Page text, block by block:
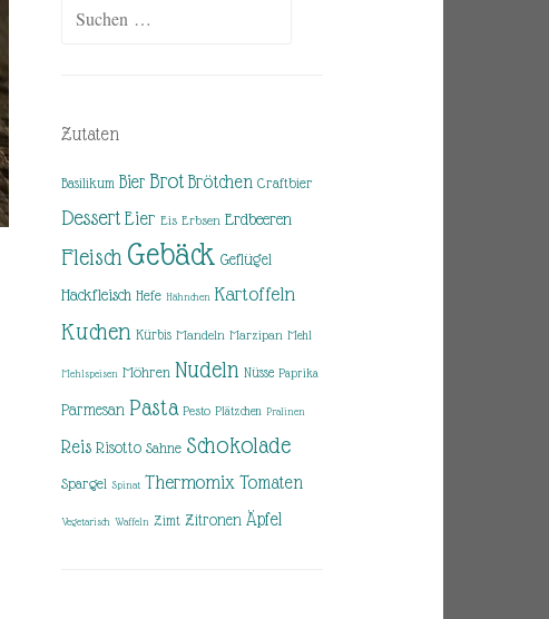
Zutaten
Basilikum Bier Brot Brötchen Craftbier
Dessert Eier Eis Erbsen Erdbeeren
Fleisch Gebäck Geflügel
Hackfleisch Hefe Hähnchen Kartoffeln
Kuchen Kürbis Mandeln Marzipan Mehl
Mehlspeisen Möhren Nudeln Nüsse Paprika
Parmesan Pasta Pesto Plätzchen Pralinen
Reis Risotto Sahne Schokolade
Spargel Spinat Thermomix Tomaten
Vegetarisch Waffeln Zimt Zitronen Äpfel